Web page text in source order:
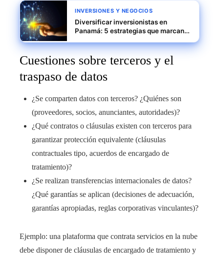
INVERSIONES Y NEGOCIOS
Diversificar inversionistas en
Panamá: 5 estrategias que marcan
Cuestiones sobre terceros y el
traspaso de datos
¿Se comparten datos con terceros? ¿Quiénes son
(proveedores, socios, anunciantes, autoridades)?
¿Qué contratos o cláusulas existen con terceros para
garantizar protección equivalente (cláusulas
contractuales tipo, acuerdos de encargado de
tratamiento)?
¿Se realizan transferencias internacionales de datos?
¿Qué garantías se aplican (decisiones de adecuación,
garantías apropiadas, reglas corporativas vinculantes)?
Ejemplo: una plataforma que contrata servicios en la nube
debe disponer de cláusulas de encargado de tratamiento y